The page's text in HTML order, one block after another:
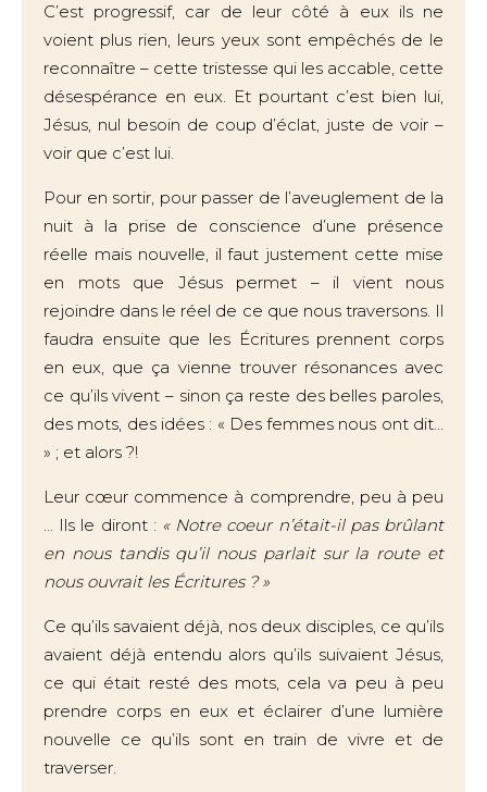
C’est progressif, car de leur côté à eux ils ne
voient plus rien, leurs yeux sont empêchés de le
reconnaître – cette tristesse qui les accable, cette
désespérance en eux. Et pourtant c’est bien lui,
Jésus, nul besoin de coup d’éclat, juste de voir –
voir que c’est lui.
Pour en sortir, pour passer de l’aveuglement de la
nuit à la prise de conscience d’une présence
réelle mais nouvelle, il faut justement cette mise
en mots que Jésus permet – il vient nous
rejoindre dans le réel de ce que nous traversons. Il
faudra ensuite que les Écritures prennent corps
en eux, que ça vienne trouver résonances avec
ce qu’ils vivent – sinon ça reste des belles paroles,
des mots, des idées : « Des femmes nous ont dit…
» ; et alors ?!
Leur cœur commence à comprendre, peu à peu
… Ils le diront : « Notre coeur n’était-il pas brûlant
en nous tandis qu’il nous parlait sur la route et
nous ouvrait les Écritures ? »
Ce qu’ils savaient déjà, nos deux disciples, ce qu’ils
avaient déjà entendu alors qu’ils suivaient Jésus,
ce qui était resté des mots, cela va peu à peu
prendre corps en eux et éclairer d’une lumière
nouvelle ce qu’ils sont en train de vivre et de
traverser.